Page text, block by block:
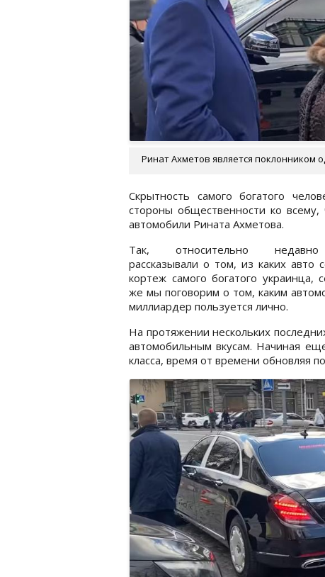
Ринат Ахметов является
Скрытность самого богатого
стороны общественности ко
автомобили Рината Ахметова.
Так, относительно
рассказывали о том, из каких авто
кортеж самого богатого украинца,
же мы поговорим о том, каким
миллиардер пользуется лично.
На протяжении нескольких
автомобильным вкусам. Начиная
класса, время от времени обновляя